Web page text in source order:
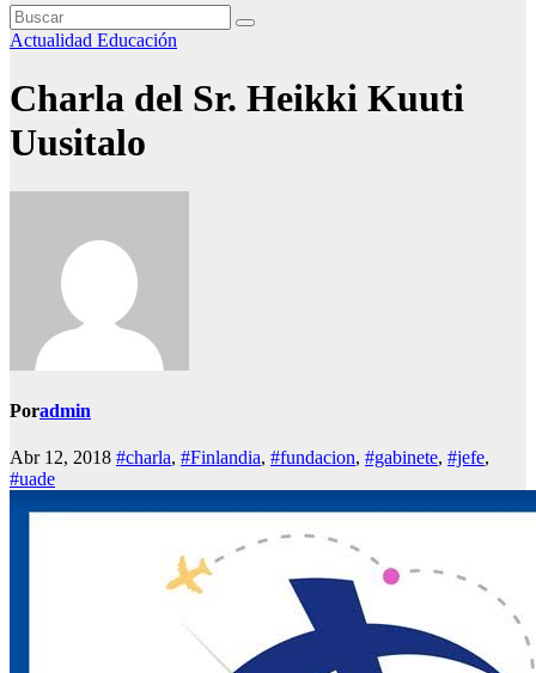
Actualidad Educación
Charla del Sr. Heikki Kuuti
Uusitalo
Poradmin
Abr 12, 2018 #charla, #Finlandia, #fundacion, #gabinete, #jefe,
#uade